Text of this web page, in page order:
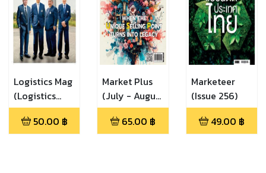
Logistics Mag
(Logistics
Mag 57)
50.00 ฿
Market Plus
(July - August
2026)
65.00 ฿
Marketeer
(Issue 256)
49.00 ฿